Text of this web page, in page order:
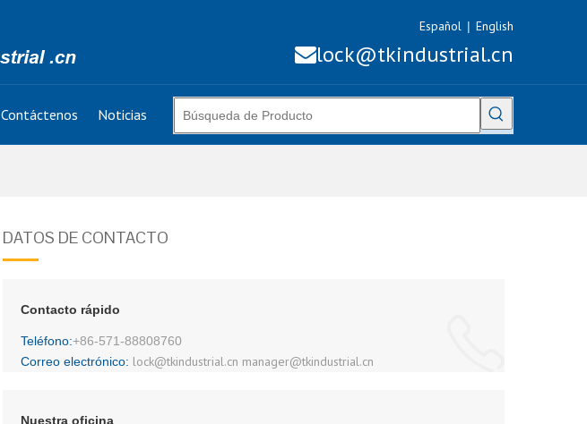
Español | English
lock@tkindustrial.cn
Contáctenos Noticias
DATOS DE CONTACTO
Contacto rápido
Teléfono:+86-571-88808760
Correo electrónico: lock@tkindustrial.cn manager@tkindustrial.cn
Nuestra oficina